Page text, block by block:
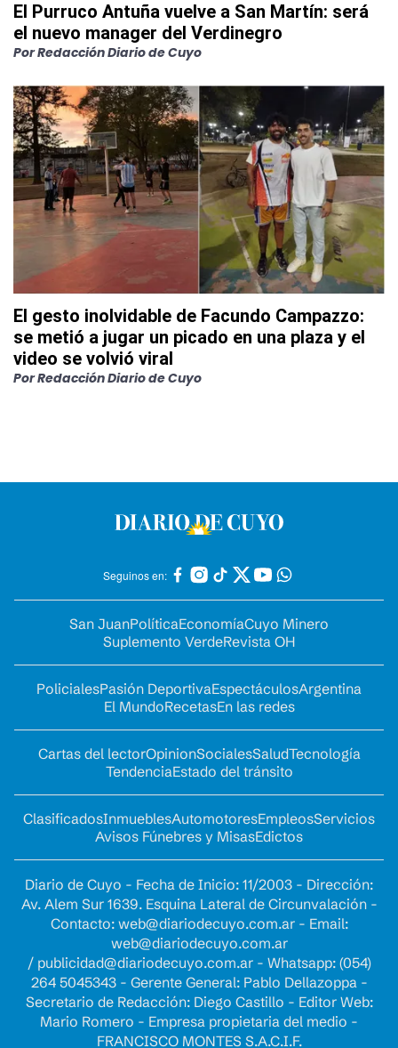
El Purruco Antuña vuelve a San Martín: será
el nuevo manager del Verdinegro
PorRedacción Diario de Cuyo
El gesto inolvidable de Facundo Campazzo:
se metió a jugar un picado en una plaza y el
video se volvió viral
PorRedacción Diario de Cuyo
Seguinos en:
San JuanPolíticaEconomíaCuyo Minero
Suplemento VerdeRevista OH
PolicialesPasión DeportivaEspectáculosArgentina
El MundoRecetasEn las redes
Cartas del lectorOpinionSocialesSaludTecnología
TendenciaEstado del tránsito
ClasificadosInmueblesAutomotoresEmpleosServicios
Avisos Fúnebres y MisasEdictos
Diario de Cuyo - Fecha de Inicio: 11/2003 - Dirección:
Av. Alem Sur 1639. Esquina Lateral de Circunvalación -
Contacto: web@diariodecuyo.com.ar- Email:
web@diariodecuyo.com.ar
/ publicidad@diariodecuyo.com.ar- Whatsapp: (054)
264 5045343 - Gerente General: Pablo Dellazoppa -
Secretario de Redacción: Diego Castillo - Editor Web:
Mario Romero - Empresa propietaria del medio -
FRANCISCO MONTES S.A.C.I.F.